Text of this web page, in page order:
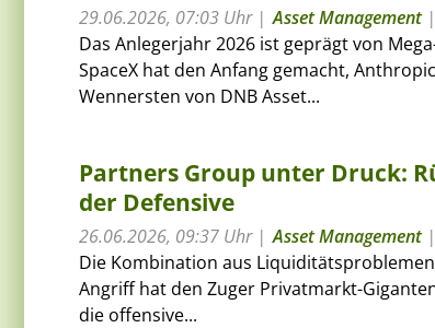
29.06.2026, 07:03 Uhr Asset Management|
Das Anlegerjahr 2026 ist geprägt von
SpaceX hat den Anfang gemacht,
Wennersten von DNB Asset...
Partners Group unter Druck:
der Defensive
26.06.2026, 09:37 Uhr Asset Management|
Die Kombination aus
Angriff hat den Zuger Privatmarkt-
die offensive...